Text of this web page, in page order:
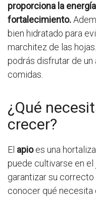
proporciona la
fortalecimiento.
bien hidratado para
marchitez de las
podrás disfrutar de un
comidas.
¿Qué
crecer?
El apioes una
puede cultivarse en el
garantizar su
conocer qué necesita